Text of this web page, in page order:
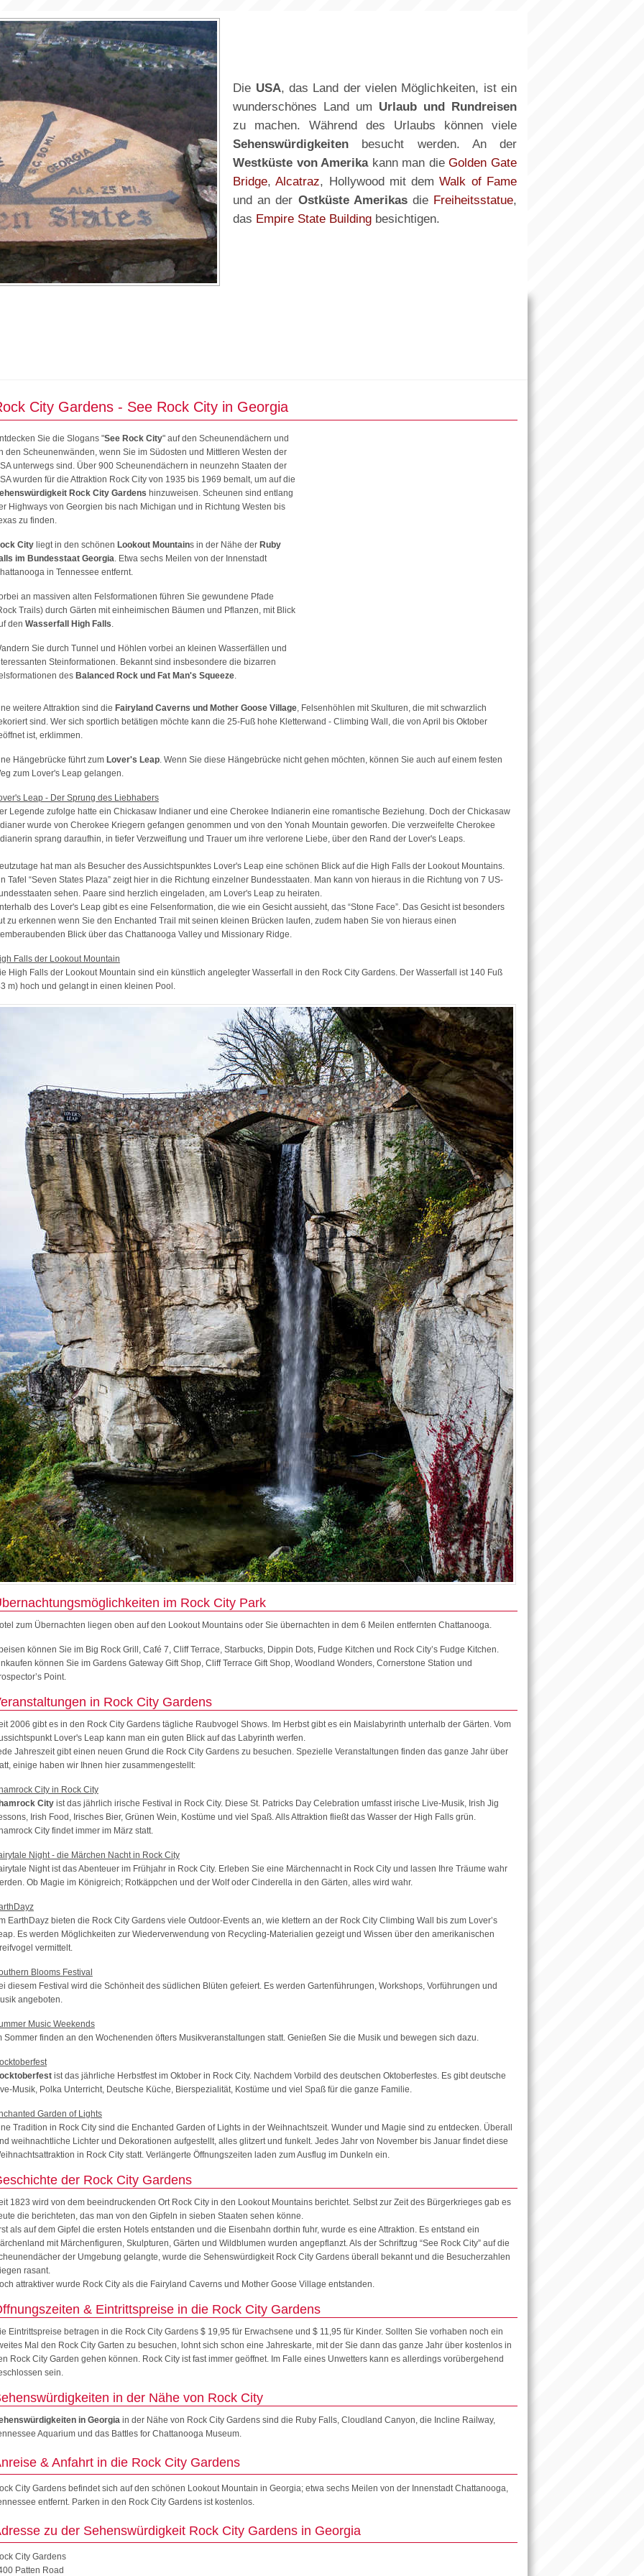
Die USA, das Land der vielen Möglichkeiten, ist ein
wunderschönes Land um Urlaub und Rundreisen
zu machen. Während des Urlaubs können viele
Sehenswürdigkeiten besucht werden. An der
Westküste von Amerikakann man dieGolden Gate
Bridge,Alcatraz, Hollywood mit demWalk of Fame
und an der Ostküste Amerikasdie Freiheitsstatue,
das Empire State Building besichtigen.
City Gardens - See Rock City in Georgia
Sie die Slogans "See Rock City" auf den Scheunendächern und
den Scheunenwänden, wenn Sie im Südosten und Mittleren Westen der
unterwegs sind. Über 900 Scheunendächern in neunzehn Staaten der
wurden für die Attraktion Rock City von 1935 bis 1969 bemalt, um auf die
Rock City Gardens hinzuweisen. Scheunen sind entlang
Highways von Georgien bis nach Michigan und in Richtung Westen bis
zu finden.
Cityliegt in den schönen Lookout Mountains in der Nähe der Ruby
im Bundesstaat Georgia. Etwa sechs Meilen von der Innenstadt
in Tennessee entfernt.
an massiven alten Felsformationen führen Sie gewundene Pfade
Trails) durch Gärten mit einheimischen Bäumen und Pflanzen, mit Blick
den Wasserfall High Falls.
Sie durch Tunnel und Höhlen vorbei an kleinen Wasserfällen und
Steinformationen. Bekannt sind insbesondere die bizarren
des Balanced Rock und Fat Man's Squeeze.
weitere Attraktion sind die Fairyland Caverns und Mother Goose Village, Felsenhöhlen mit Skulturen, die mit schwarzlich
sind. Wer sich sportlich betätigen möchte kann die 25-Fuß hohe Kletterwand - Climbing Wall, die von April bis Oktober
ist, erklimmen.
Hängebrücke führt zum Lover's Leap. Wenn Sie diese Hängebrücke nicht gehen möchten, können Sie auch auf einem festen
zum Lover's Leap gelangen.
Leap - Der Sprung des Liebhabers
Legende zufolge hatte ein Chickasaw Indianer und eine Cherokee Indianerin eine romantische Beziehung. Doch der Chickasaw
wurde von Cherokee Kriegern gefangen genommen und von den Yonah Mountain geworfen. Die verzweifelte Cherokee
sprang daraufhin, in tiefer Verzweiflung und Trauer um ihre verlorene Liebe, über den Rand der Lover's Leaps.
hat man als Besucher des Aussichtspunktes Lover's Leap eine schönen Blick auf die High Falls der Lookout Mountains.
Tafel “Seven States Plaza” zeigt hier in die Richtung einzelner Bundesstaaten. Man kann von hieraus in die Richtung von 7 US-
sehen. Paare sind herzlich eingeladen, am Lover's Leap zu heiraten.
des Lover's Leap gibt es eine Felsenformation, die wie ein Gesicht aussieht, das “Stone Face”. Das Gesicht ist besonders
zu erkennen wenn Sie den Enchanted Trail mit seinen kleinen Brücken laufen, zudem haben Sie von hieraus einen
Blick über das Chattanooga Valley und Missionary Ridge.
Falls der Lookout Mountain
High Falls der Lookout Mountain sind ein künstlich angelegter Wasserfall in den Rock City Gardens. Der Wasserfall ist 140 Fuß
m) hoch und gelangt in einen kleinen Pool.
im Rock City Park
zum Übernachten liegen oben auf den Lookout Mountains oder Sie übernachten in dem 6 Meilen entfernten Chattanooga.
können Sie im Big Rock Grill, Café 7, Cliff Terrace, Starbucks, Dippin Dots, Fudge Kitchen und Rock City’s Fudge Kitchen.
können Sie im Gardens Gateway Gift Shop, Cliff Terrace Gift Shop, Woodland Wonders, Cornerstone Station und
Point.
in Rock City Gardens
2006 gibt es in den Rock City Gardens tägliche Raubvogel Shows. Im Herbst gibt es ein Maislabyrinth unterhalb der Gärten. Vom
Lover's Leap kann man ein guten Blick auf das Labyrinth werfen.
Jahreszeit gibt einen neuen Grund die Rock City Gardens zu besuchen. Spezielle Veranstaltungen finden das ganze Jahr über
einige haben wir Ihnen hier zusammengestellt:
City in Rock City
Cityist das jährlich irische Festival in Rock City. Diese St. Patricks Day Celebration umfasst irische Live-Musik, Irish Jig
Irish Food, Irisches Bier, Grünen Wein, Kostüme und viel Spaß. Alls Attraktion fließt das Wasser der High Falls grün.
City findet immer im März statt.
Night - die Märchen Nacht in Rock City
Night ist das Abenteuer im Frühjahr in Rock City. Erleben Sie eine Märchennacht in Rock City und lassen Ihre Träume wahr
Ob Magie im Königreich; Rotkäppchen und der Wolf oder Cinderella in den Gärten, alles wird wahr.
EarthDayz bieten die Rock City Gardens viele Outdoor-Events an, wie klettern an der Rock City Climbing Wall bis zum Lover’s
Es werden Möglichkeiten zur Wiederverwendung von Recycling-Materialien gezeigt und Wissen über den amerikanischen
vermittelt.
Blooms Festival
diesem Festival wird die Schönheit des südlichen Blüten gefeiert. Es werden Gartenführungen, Workshops, Vorführungen und
angeboten.
Music Weekends
Sommer finden an den Wochenenden öfters Musikveranstaltungen statt. Genießen Sie die Musik und bewegen sich dazu.
ist das jährliche Herbstfest im Oktober in Rock City. Nachdem Vorbild des deutschen Oktoberfestes. Es gibt deutsche
Musik, Polka Unterricht, Deutsche Küche, Bierspezialität, Kostüme und viel Spaß für die ganze Familie.
Garden of Lights
Tradition in Rock City sind die Enchanted Garden of Lights in der Weihnachtszeit. Wunder und Magie sind zu entdecken. Überall
weihnachtliche Lichter und Dekorationen aufgestellt, alles glitzert und funkelt. Jedes Jahr von November bis Januar findet diese
in Rock City statt. Verlängerte Öffnungszeiten laden zum Ausflug im Dunkeln ein.
der Rock City Gardens
1823 wird von dem beeindruckenden Ort Rock City in den Lookout Mountains berichtet. Selbst zur Zeit des Bürgerkrieges gab es
die berichteten, das man von den Gipfeln in sieben Staaten sehen könne.
als auf dem Gipfel die ersten Hotels entstanden und die Eisenbahn dorthin fuhr, wurde es eine Attraktion. Es entstand ein
mit Märchenfiguren, Skulpturen, Gärten und Wildblumen wurden angepflanzt. Als der Schriftzug “See Rock City” auf die
der Umgebung gelangte, wurde die Sehenswürdigkeit Rock City Gardens überall bekannt und die Besucherzahlen
rasant.
attraktiver wurde Rock City als die Fairyland Caverns und Mother Goose Village entstanden.
& Eintrittspreise in die Rock City Gardens
Eintrittspreise betragen in die Rock City Gardens $ 19,95 für Erwachsene und $ 11,95 für Kinder. Sollten Sie vorhaben noch ein
Mal den Rock City Garten zu besuchen, lohnt sich schon eine Jahreskarte, mit der Sie dann das ganze Jahr über kostenlos in
Rock City Garden gehen können. Rock City ist fast immer geöffnet. Im Falle eines Unwetters kann es allerdings vorübergehend
sein.
in der Nähe von Rock City
in Georgiain der Nähe von Rock City Gardens sind die Ruby Falls, Cloudland Canyon, die Incline Railway,
Aquarium und das Battles for Chattanooga Museum.
& Anfahrt in die Rock City Gardens
City Gardens befindet sich auf den schönen Lookout Mountain in Georgia; etwa sechs Meilen von der Innenstadt Chattanooga,
entfernt. Parken in den Rock City Gardens ist kostenlos.
zu der Sehenswürdigkeit Rock City Gardens in Georgia
City Gardens
Patten Road